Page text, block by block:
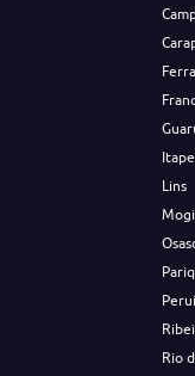
Lins
Rio